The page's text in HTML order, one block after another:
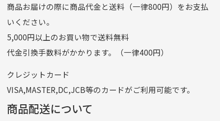
ゆうちょ銀行
ゆうちょ間
記号
14710
他銀行から
店名
四七八（読みヨンナナハチ）
店番
478
商品お届けの際に商品代金と送料（一律800円）をお支払
いください。
5,000円以上のお買い物で送料無料
代金引換手数料がかかります。（一律400円）
クレジットカード
VISA,MASTER,DC,JCB等のカードがご利用可能です。
商品配送について